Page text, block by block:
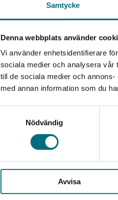
Samtycke
Denna webbplats använder
Vi använder enhetsidentifierare
sociala medier och analysera vår
till de sociala medier och
med annan information som du
Nödvändig
Avvisa
kompisar på
Exkl. moms:
Susso, Jali Madi